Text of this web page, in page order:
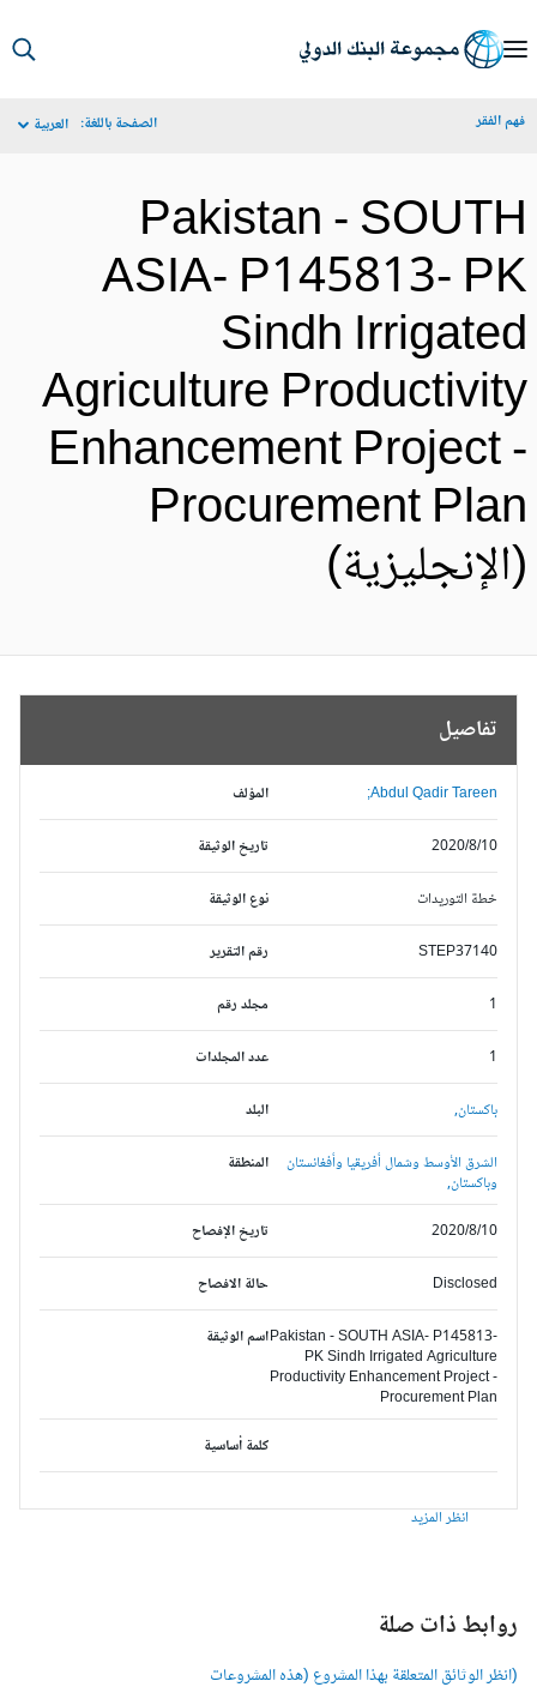
الفقر الصفحة باللغة: العربية
Pakistan -
ASIA- P145813-
Sindh
Agriculture
Enhancement Project
Procurement
تفاصيل
المؤلف Abdul Qadir Tareen;
تاريخ الوثيقة 2020/8/10
نوع الوثيقة خطة التوريدات
رقم التقرير STEP37140
مجلد رقم
عدد المجلدات
البلد باكستان,
المنطقة
الشرق الأوسط وشمال أفريقيا وأفغانستان
وباكستان,
تاريخ الإفصاح
2020/8/10
حالة الافصاح Disclosed
اسم الوثيقةPakistan - SOUTH ASIA- P145813-
PK Sindh Irrigated Agriculture
Productivity Enhancement Project -
Procurement Plan
كلمة أساسية
انظر المزيد
روابط ذات صلة
(انظر الوثائق المتعلقة بهذا المشروع (هذه المشروعات